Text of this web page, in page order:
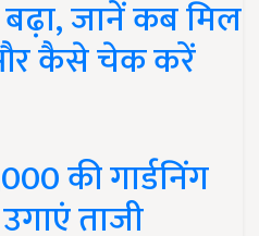
जानें कब मिल
कैसे चेक करें
की गार्डनिंग
ताजी